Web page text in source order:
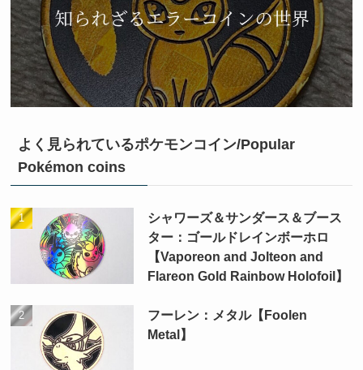
よく見られているポケモンコイン/Popular
Pokémon coins
シャワーズ＆サンダース＆ブース
ター：ゴールドレインボーホロ
【Vaporeon and Jolteon and
Flareon Gold Rainbow Holofoil】
フーレン：メタル【Foolen
Metal】